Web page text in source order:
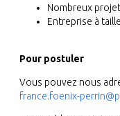
Nombreux
Entreprise à
Pour postuler
Vous pouvez nous
france.foenix-